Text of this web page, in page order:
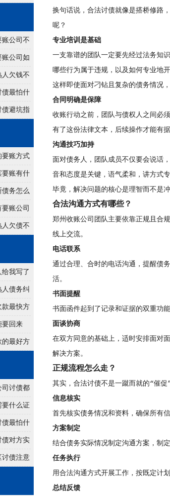
账公司不
回方法是
账公司如
讨债？20
债经验总
人欠钱不
债最怕什
这两个关
债避坑指
要账方式
要账有什
？2026年
式总结！
债务怎么
年成功
2招
账公司
这3个方
人欠债不
给我写了
有用吗？
法律效力
债务纠
一招好开
款最快方
要回来
的最好方
司讨债都
要什么证
债最怕什
这两个关
错就很难
债对方实
？
讨债注意
换句话说，合法讨债就像是搭桥修路
呢？
专业培训是基础
一支靠谱的团队一定要先经过法务知
哪些行为属于违规，以及如何专业地开
这样即使面对刁钻且复杂的债务情况
合同明确是保障
收账行动之前，团队与债权人之间必
有了这份法律文本，后续操作才能有
沟通技巧加持
面对债务人，团队成员不仅要会说话
音和态度是关键，语气柔和，讲方式
毕竟，解决问题的核心是理智而不是
合法沟通方式有哪些？
郑州收账公司团队主要依靠正规且合
线上交流。
电话联系
通过合理、合时的电话沟通，提醒债
活。
书面提醒
书面函件起到了记录和证据的双重功
面谈协商
在双方同意的基础上，适时安排面对
解决方案。
正规流程怎么走？
其实，合法讨债不是一蹴而就的“催
信息核实
首先核实债务情况和资料，确保所有
方案制定
结合债务实际情况制定沟通方案，制
任务执行
用合法沟通方式开展工作，按既定计
总结反馈